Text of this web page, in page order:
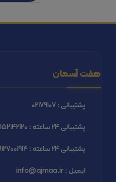
هفت آسمان
پشتیبانی : 02179107
پشتیبانی 24 ساعته : 09152142120
پشتیبانی 24 ساعته : 09127001914
ایمیل : info@ajmaa.ir